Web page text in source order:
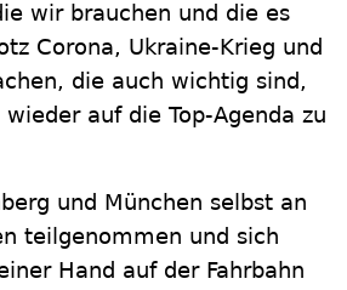
wir brauchen und die es
Corona, Ukraine-Krieg und
die auch wichtig sind,
auf die Top-Agenda zu
und München selbst an
teilgenommen und sich
Hand auf der Fahrbahn